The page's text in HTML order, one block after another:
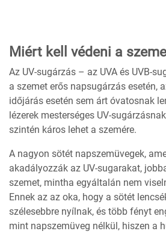
Miért kell védeni a
Az UV-sugárzás – az UVA és UVB-
a szemet erős napsugárzás esetén,
időjárás esetén sem árt óvatosnak
lézerek mesterséges UV-
szintén káros lehet a szemére.
A nagyon sötét napszemüvegek,
akadályozzák az UV-sugarakat,
szemet, mintha egyáltalán nem
Ennek az az oka, hogy a sötét
szélesebbre nyílnak, és több fényt
mint napszemüveg nélkül, hiszen a